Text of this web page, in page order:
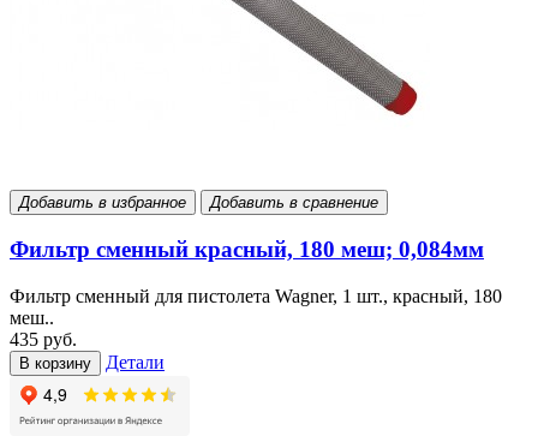
Добавить в избранное Добавить в сравнение
Фильтр сменный красный, 180 меш; 0,084мм
Фильтр сменный для пистолета Wagner, 1 шт., красный, 180
меш..
435 руб.
В корзину Детали